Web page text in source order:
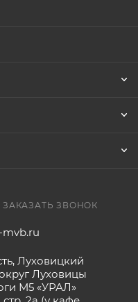
ЗАКАЗАТЬ ЗВОНОК
mvb.ru
Луховицкий
Луховицы
М5 «УРАЛ»